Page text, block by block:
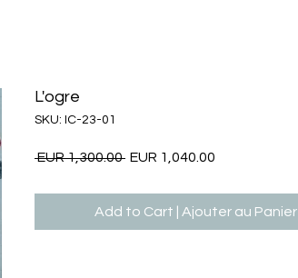
L'ogre
SKU: IC-23-01
EUR 1,300.00 Regular
EUR 1,040.00
Add to Cart | Ajouter au Panier